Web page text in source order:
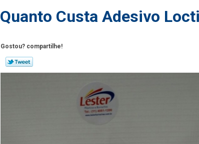
Quanto Custa Adesivo
Gostou? compartilhe!